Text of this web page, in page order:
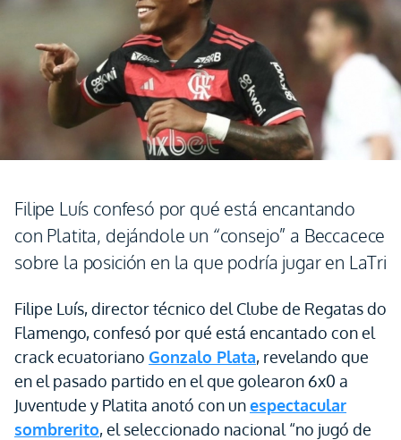
Filipe Luís confesó por qué está encantando
con Platita, dejándole un “consejo” a Beccacece
sobre la posición en la que podría jugar en LaTri
Filipe Luís, director técnico del Clube de Regatas do
Flamengo, confesó por qué está encantado con el
crack ecuatoriano Gonzalo Plata, revelando que
en el pasado partido en el que golearon 6x0 a
Juventude y Platita anotó con unespectacular
sombrerito, el seleccionado nacional “no jugó de